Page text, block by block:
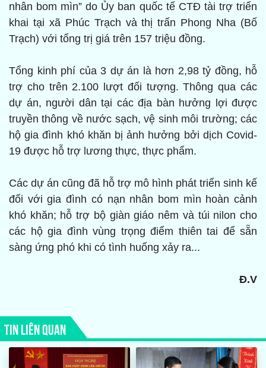
nhân bom mìn” do Ủy ban quốc tế CTĐ tài trợ triển
khai tại xã Phúc Trạch và thị trấn Phong Nha (Bố
Trạch) với tổng trị giá trên 157 triệu đồng.
Tổng kinh phí của 3 dự án là hơn 2,98 tỷ đồng, hỗ
trợ cho trên 2.100 lượt đối tượng. Thông qua các
dự án, người dân tại các địa bàn hưởng lợi được
truyền thông về nước sạch, vệ sinh môi trường; các
hộ gia đình khó khăn bị ảnh hưởng bởi dịch Covid-
19 được hỗ trợ lương thực, thực phẩm.
Các dự án cũng đã hỗ trợ mô hình phát triển sinh kế
đối với gia đình có nạn nhân bom mìn hoàn cảnh
khó khăn; hỗ trợ bộ giàn giáo nêm và túi nilon cho
các hộ gia đình vùng trọng điểm thiên tai để sẵn
sàng ứng phó khi có tình huống xảy ra...
Đ.V
TIN LIÊN QUAN